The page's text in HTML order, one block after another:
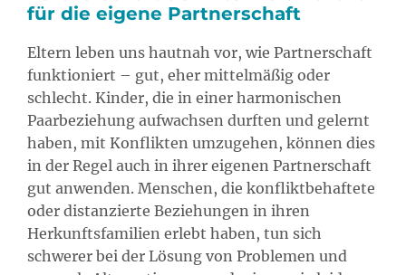
für die eigene Partnerschaft
Eltern leben uns hautnah vor, wie Partnerschaft
funktioniert – gut, eher mittelmäßig oder
schlecht. Kinder, die in einer harmonischen
Paarbeziehung aufwachsen durften und gelernt
haben, mit Konflikten umzugehen, können dies
in der Regel auch in ihrer eigenen Partnerschaft
gut anwenden. Menschen, die konfliktbehaftete
oder distanzierte Beziehungen in ihren
Herkunftsfamilien erlebt haben, tun sich
schwerer bei der Lösung von Problemen und